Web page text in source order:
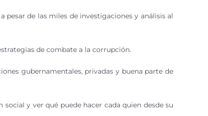
de las miles de investigaciones y análisis al
de combate a la corrupción.
gubernamentales, privadas y buena parte de
y ver qué puede hacer cada quien desde su